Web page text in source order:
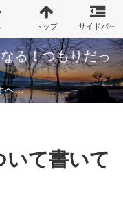
る！つもりだっ
へ…
て書いて